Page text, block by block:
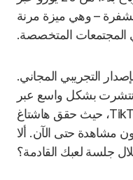
– وهي ميزة مرنة
المتخصصة.
التجريبي المجاني.
بشكل واسع عبر
منصة TikTok، حيث حقق هاشتاغ
2.3 مليون مشاهدة حتى الآن. ألا
جلسة لعبك القادمة؟